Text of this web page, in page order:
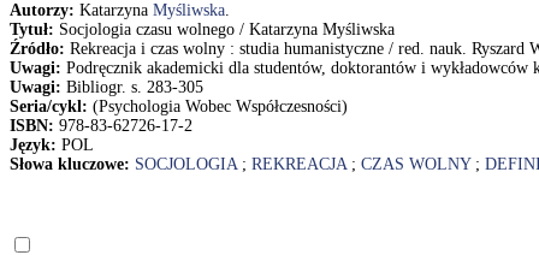
Autorzy: Katarzyna Myśliwska.
Tytuł: Socjologia czasu wolnego / Katarzyna Myśliwska
Źródło: Rekreacja i czas wolny : studia humanistyczne / red. nauk.
Uwagi: Podręcznik akademicki dla studentów, doktorantów i wykładowców
Uwagi: Bibliogr. s. 283-305
Seria/cykl: (Psychologia Wobec Współczesności)
ISBN: 978-83-62726-17-2
Język: POL
Słowa kluczowe: SOCJOLOGIA; REKREACJA; CZAS WOLNY;